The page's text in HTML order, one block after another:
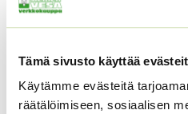
Tämä sivusto käyttää
Käytämme evästeitä
räätälöimiseen, sosiaalisen